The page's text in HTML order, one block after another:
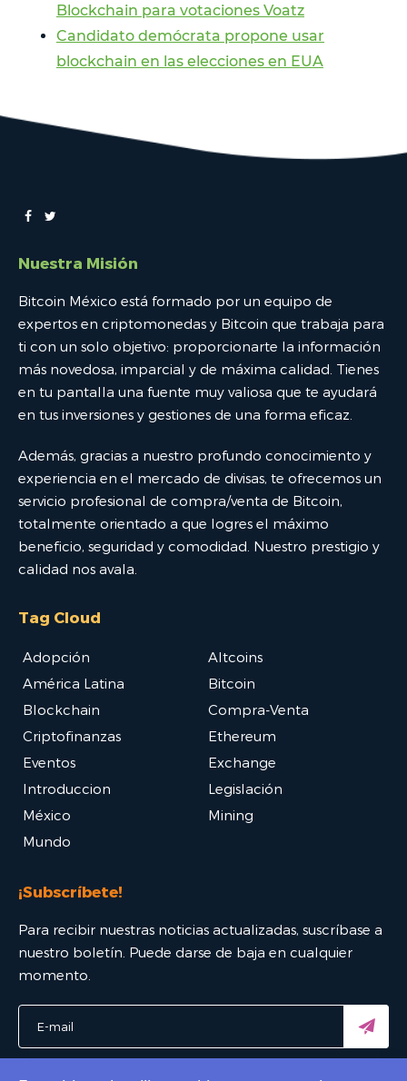
Blockchain para votaciones Voatz
Candidato demócrata propone usar
blockchain en las elecciones en EUA
Nuestra Misión
Bitcoin México está formado por un equipo de
expertos en criptomonedas y Bitcoin que trabaja para
ti con un solo objetivo: proporcionarte la información
más novedosa, imparcial y de máxima calidad. Tienes
en tu pantalla una fuente muy valiosa que te ayudará
en tus inversiones y gestiones de una forma eficaz.
Además, gracias a nuestro profundo conocimiento y
experiencia en el mercado de divisas, te ofrecemos un
servicio profesional de compra/venta de Bitcoin,
totalmente orientado a que logres el máximo
beneficio, seguridad y comodidad. Nuestro prestigio y
calidad nos avala.
Tag Cloud
Adopción
Altcoins
América Latina
Bitcoin
Blockchain
Compra-Venta
Criptofinanzas
Ethereum
Eventos
Exchange
Introduccion
Legislación
México
Mining
Mundo
¡Subscríbete!
Para recibir nuestras noticias actualizadas, suscríbase a
nuestro boletín. Puede darse de baja en cualquier
momento.